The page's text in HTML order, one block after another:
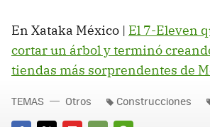
En Xataka México | El 7-Eleven
cortar un árbol y terminó
tiendas más sorprendentes de
TEMAS Otros Construcciones